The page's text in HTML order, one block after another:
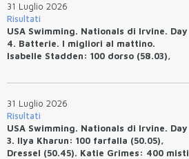
31 Luglio 2026
Risultati
USA Swimming. Nationals di Irvine. Day
4. Batterie. I migliori al mattino.
Isabelle Stadden: 100 dorso (58.03),
tempo.
31 Luglio 2026
Risultati
USA Swimming. Nationals di Irvine. Day
3. Ilya Kharun: 100 farfalla (50.05),
Dressel (50.45). Katie Grimes: 400 misti